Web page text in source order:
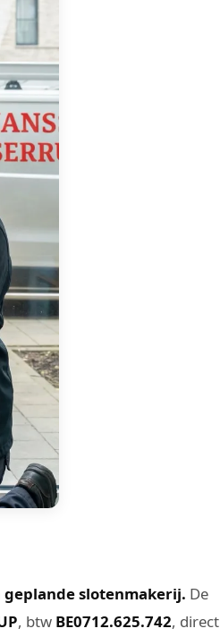
slotenmakerij. De
, btw BE0712.625.742, direct